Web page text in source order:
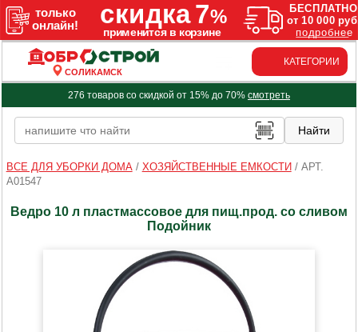
СОЛИКАМСК
КАТЕГОРИИ
276 товаров со скидкой от 15% до 70% смотреть
ВСЕ ДЛЯ УБОРКИ ДОМА/ ХОЗЯЙСТВЕННЫЕ ЕМКОСТИ / АРТ.
A01547
Ведро 10 л пластмассовое для пищ.прод. со сливом
Подойник